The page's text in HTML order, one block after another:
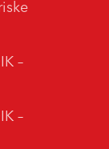
–
–